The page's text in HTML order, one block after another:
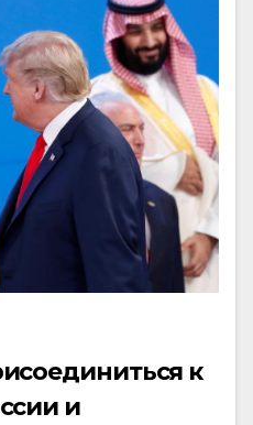
к
и